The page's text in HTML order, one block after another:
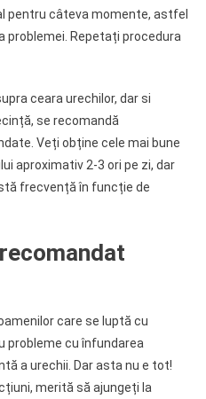
pentru câteva momente, astfel
problemei. Repetați procedura
ceara urechilor, dar si
se recomandă
Veți obține cele mai bune
aproximativ 2-3 ori pe zi, dar
frecvență în funcție de
care se luptă cu
probleme cu înfundarea
a urechii. Dar asta nu e tot!
merită să ajungeți la